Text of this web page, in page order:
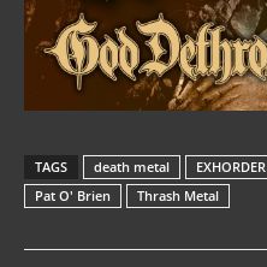
TAGS death metal EXHORDER
Pat O' Brien
Thrash Metal